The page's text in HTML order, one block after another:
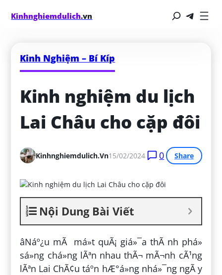
Kinhnghiemdulich.vn
Kinh Nghiệm – Bí Kíp
Kinh nghiệm du lịch
Lai Châu cho cặp đôi
Kinhnghiemdulich.vn15/02/2024 0 Share
Nội Dung Bài Viết
âNáº¿u mÃ má»t quÃ¡ giá»¯a thÃ nh phá»
sá»ng chá»ng lÃªn nhau thÃ¬ mÃ¬nh cÃ¹ng
lÃªn Lai ChÃ¢u táº­n hÆ°á»ng nhá»¯ng ngÃ y